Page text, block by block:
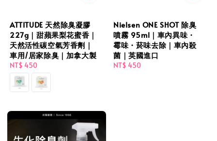
ATTITUDE 天然除臭凝膠
227g｜甜蘋果梨花蜜香｜
天然活性碳空氣芳香劑｜
車用/居家除臭｜加拿大製
Regular
price
NT$ 450
Nielsen ONE SHOT 除臭
噴霧 95ml｜車內異味・
霉味・菸味去除｜車內殺
菌｜英國進口
Regular
NT$ 450